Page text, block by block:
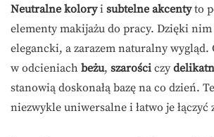
Neutralne koloryi subtelne akcentyto
elementy makijażu do pracy. Dzięki
elegancki, a zarazem naturalny wygląd.
w odcieniach beżu, szarości czy
stanowią doskonałą bazę na co dzień.
niezwykle uniwersalne i łatwo je